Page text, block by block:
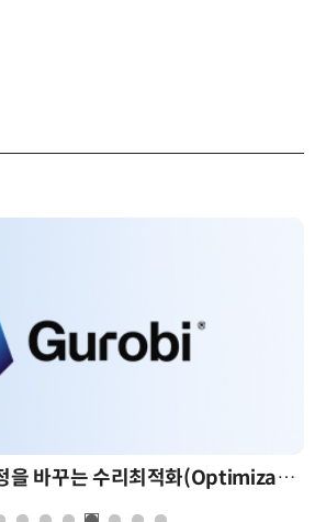
AI 시대의 의사결정을 바꾸는 수리최적화(Optimization): 실제 산업 적용 사례와 활용 전략